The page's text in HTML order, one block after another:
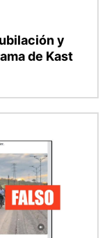
y
de Kast